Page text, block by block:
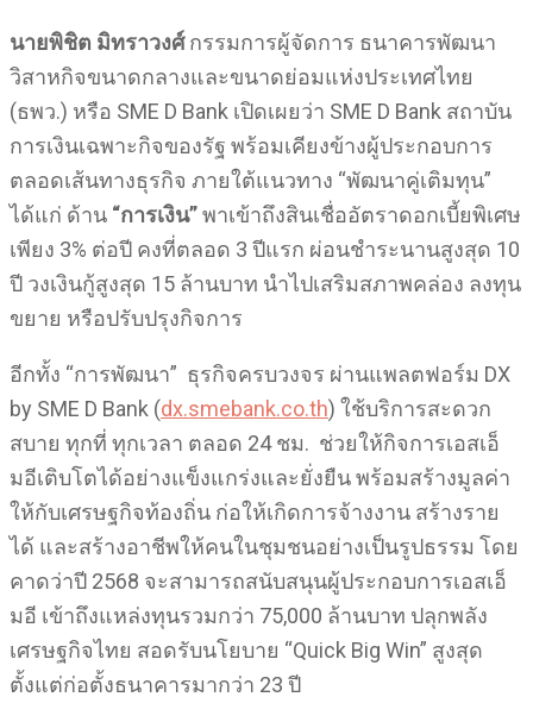
นายพิชิต มิทราวงศ์กรรมการผู้จัดการ ธนาคารพัฒนา
วิสาหกิจขนาดกลางและขนาดย่อมแห่งประเทศไทย
(ธพว.) หรือ SME D Bank เปิดเผยว่า SME D Bank สถาบัน
การเงินเฉพาะกิจของรัฐ พร้อมเคียงข้างผู้ประกอบการ
ตลอดเส้นทางธุรกิจ ภายใต้แนวทาง “พัฒนาคู่เติมทุน”
ได้แก่ ด้าน “การเงิน”พาเข้าถึงสินเชื่ออัตราดอกเบี้ยพิเศษ
เพียง 3% ต่อปี คงที่ตลอด 3 ปีแรก ผ่อนชำระนานสูงสุด 10
ปี วงเงินกู้สูงสุด 15 ล้านบาท นำไปเสริมสภาพคล่อง ลงทุน
ขยาย หรือปรับปรุงกิจการ
อีกทั้ง “การพัฒนา” ธุรกิจครบวงจร ผ่านแพลตฟอร์ม DX
by SME D Bank (dx.smebank.co.th) ใช้บริการสะดวก
สบาย ทุกที่ ทุกเวลา ตลอด 24 ชม. ช่วยให้กิจการเอสเอ็
มอีเติบโตได้อย่างแข็งแกร่งและยั่งยืน พร้อมสร้างมูลค่า
ให้กับเศรษฐกิจท้องถิ่น ก่อให้เกิดการจ้างงาน สร้างราย
ได้ และสร้างอาชีพให้คนในชุมชนอย่างเป็นรูปธรรม โดย
คาดว่าปี 2568 จะสามารถสนับสนุนผู้ประกอบการเอสเอ็
มอี เข้าถึงแหล่งทุนรวมกว่า 75,000 ล้านบาท ปลุกพลัง
เศรษฐกิจไทย สอดรับนโยบาย “Quick Big Win” สูงสุด
ตั้งแต่ก่อตั้งธนาคารมากว่า 23 ปี